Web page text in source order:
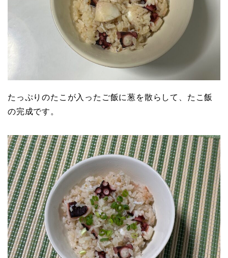
たっぷりのたこが入ったご飯に葱を散らして、たこ飯
の完成です。